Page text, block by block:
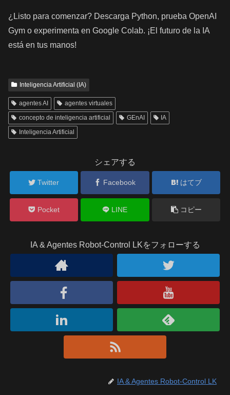
¿Listo para comenzar? Descarga Python, prueba OpenAI
Gym o experimenta en Google Colab. ¡El futuro de la IA
está en tus manos!
Inteligencia Artificial (IA)
agentes AI
agentes virtuales
concepto de inteligencia artificial
GEnAI
IA
Inteligencia Artificial
シェアする
Twitter Facebook はてブ
Pocket LINE コピー
IA & Agentes Robot-Control LKをフォローする
IA & Agentes Robot-Control LK